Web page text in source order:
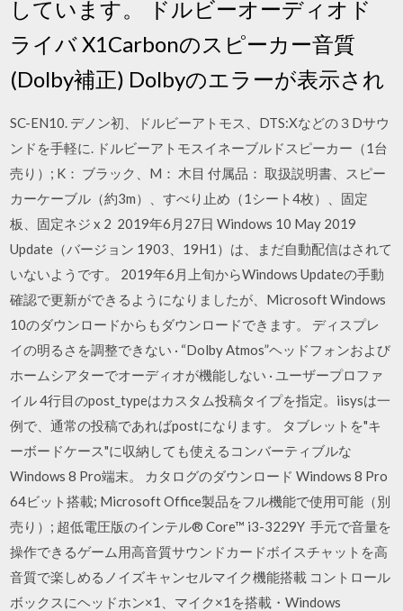
しています。 ドルビーオーディオド
ライバ X1Carbonのスピーカー音質
(Dolby補正) Dolbyのエラーが表示され
SC-EN10. デノン初、ドルビーアトモス、DTS:Xなどの３Dサウ
ンドを手軽に. ドルビーアトモスイネーブルドスピーカー（1台
売り）; K： ブラック、M： 木目 付属品： 取扱説明書、スピー
カーケーブル（約3m）、すべり止め（1シート4枚）、固定
板、固定ネジ x 2 2019年6月27日 Windows 10 May 2019
Update（バージョン 1903、19H1）は、まだ自動配信はされて
いないようです。 2019年6月上旬からWindows Updateの手動
確認で更新ができるようになりましたが、Microsoft Windows
10のダウンロードからもダウンロードできます。 ディスプレ
イの明るさを調整できない · “Dolby Atmos”ヘッドフォンおよび
ホームシアターでオーディオが機能しない · ユーザープロファ
イル 4行目のpost_typeはカスタム投稿タイプを指定。iisysは一
例で、通常の投稿であればpostになります。 タブレットを"キ
ーボードケース"に収納しても使えるコンバーティブルな
Windows 8 Pro端末。 カタログのダウンロード Windows 8 Pro
64ビット搭載; Microsoft Office製品をフル機能で使用可能（別
売り）; 超低電圧版のインテル® Core™ i3-3229Y 手元で音量を
操作できるゲーム用高音質サウンドカードボイスチャットを高
音質で楽しめるノイズキャンセルマイク機能搭載 コントロール
ボックスにヘッドホン×1、マイク×1を搭載・Windows